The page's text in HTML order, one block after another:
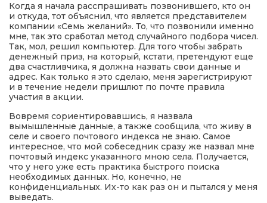
Когда я начала расспрашивать позвонившего, кто он
и откуда, тот объяснил, что является представителем
компании «Семь желаний». То, что позвонили именно
мне, так это сработал метод случайного подбора чисел.
Так, мол, решил компьютер. Для того чтобы забрать
денежный приз, на который, кстати, претендуют еще
два счастливчика, я должна назвать свои данные и
адрес. Как только я это сделаю, меня зарегистрируют
и в течение недели пришлют по почте правила
участия в акции.
Вовремя сориентировавшись, я назвала
вымышленные данные, а также сообщила, что живу в
селе и своего почтового индекса не знаю. Самое
интересное, что мой собеседник сразу же назвал мне
почтовый индекс указанного мною села. Получается,
что у него уже есть практика быстрого поиска
необходимых данных. Но, конечно, не
конфиденциальных. Их-то как раз он и пытался у меня
выведать.